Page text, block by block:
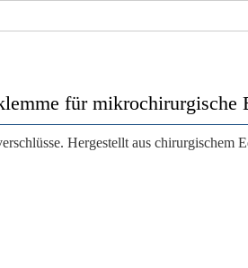
für mikrochirurgische
Hergestellt aus chirurgischem